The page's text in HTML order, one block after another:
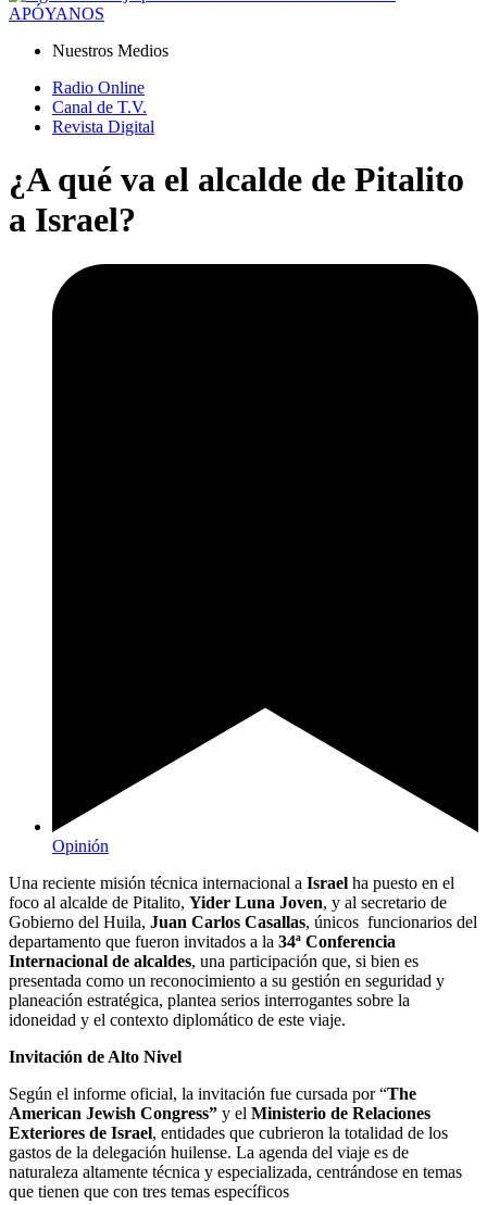
APÓYANOS
Nuestros Medios
Radio Online
Canal de T.V.
Revista Digital
¿A qué va el alcalde de Pitalito
a Israel?
Opinión
Una reciente misión técnica internacional a Israel ha puesto en el
foco al alcalde de Pitalito, Yider Luna Joven, y al secretario de
Gobierno del Huila, Juan Carlos Casallas, únicos funcionarios del
departamento que fueron invitados a la 34ª Conferencia
Internacional de alcaldes, una participación que, si bien es
presentada como un reconocimiento a su gestión en seguridad y
planeación estratégica, plantea serios interrogantes sobre la
idoneidad y el contexto diplomático de este viaje.
Invitación de Alto Nivel
Según el informe oficial, la invitación fue cursada por “The
American Jewish Congress” y el Ministerio de Relaciones
Exteriores de Israel, entidades que cubrieron la totalidad de los
gastos de la delegación huilense. La agenda del viaje es de
naturaleza altamente técnica y especializada, centrándose en temas
que tienen que con tres temas específicos